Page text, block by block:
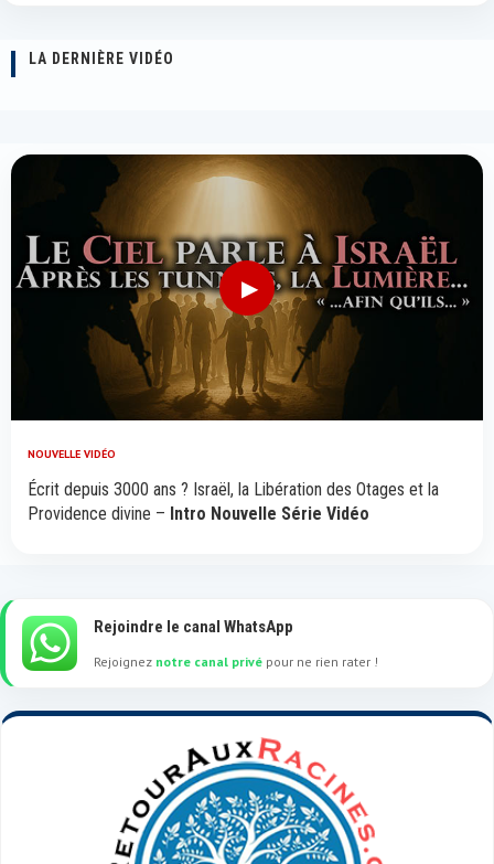
LA DERNIÈRE VIDÉO
▶
NOUVELLE VIDÉO
Écrit depuis 3000 ans ? Israël, la Libération des Otages et la
Providence divine – Intro Nouvelle Série Vidéo
Rejoindre le canal WhatsApp
Rejoignez notre canal privé pour ne rien rater !